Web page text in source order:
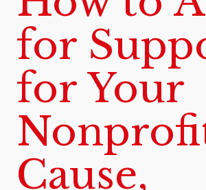
for
for Your
Cause,